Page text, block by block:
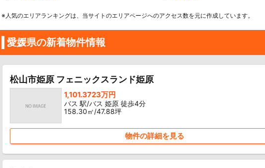
※人気のエリアランキングは、当サイトのエリアページへのアクセス数を元に作成しています。
愛媛県の新着物件情報
松山市姫原 フェニックスランド姫原
1,101.3723万円
バス 駅/バス 姫原 徒歩4分
158.30㎡/47.88坪
物件の詳細を見る